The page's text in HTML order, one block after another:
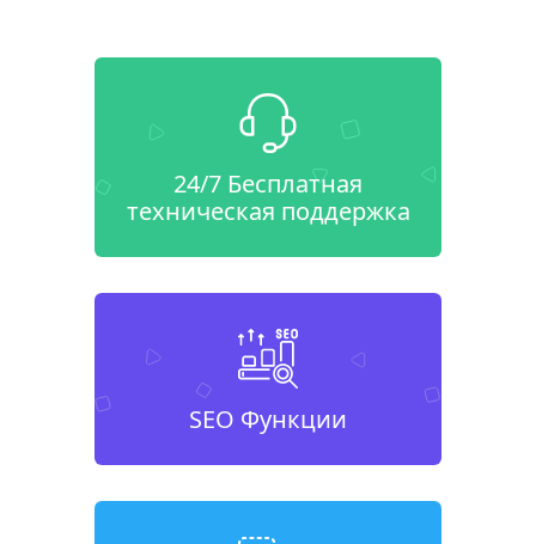
24/7 Бесплатная
техническая поддержка
SEO Функции